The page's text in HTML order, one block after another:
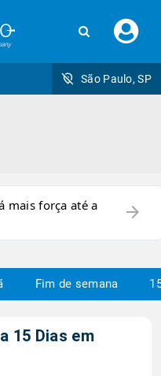
seu
São Paulo, SP
mais força até a
arrow_forward
Fim de semana
15 Dias em